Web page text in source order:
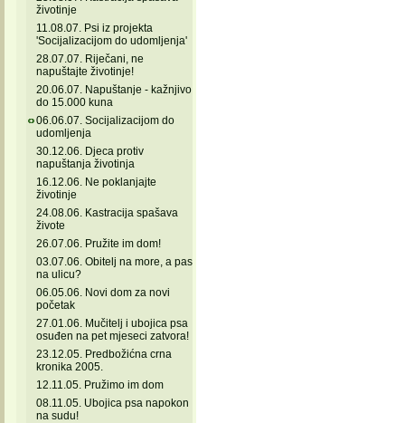
životinje
11.08.07. Psi iz projekta
'Socijalizacijom do udomljenja'
28.07.07. Riječani, ne
napuštajte životinje!
20.06.07. Napuštanje - kažnjivo
do 15.000 kuna
06.06.07. Socijalizacijom do
udomljenja
30.12.06. Djeca protiv
napuštanja životinja
16.12.06. Ne poklanjajte
životinje
24.08.06. Kastracija spašava
živote
26.07.06. Pružite im dom!
03.07.06. Obitelj na more, a pas
na ulicu?
06.05.06. Novi dom za novi
početak
27.01.06. Mučitelj i ubojica psa
osuđen na pet mjeseci zatvora!
23.12.05. Predbožićna crna
kronika 2005.
12.11.05. Pružimo im dom
08.11.05. Ubojica psa napokon
na sudu!